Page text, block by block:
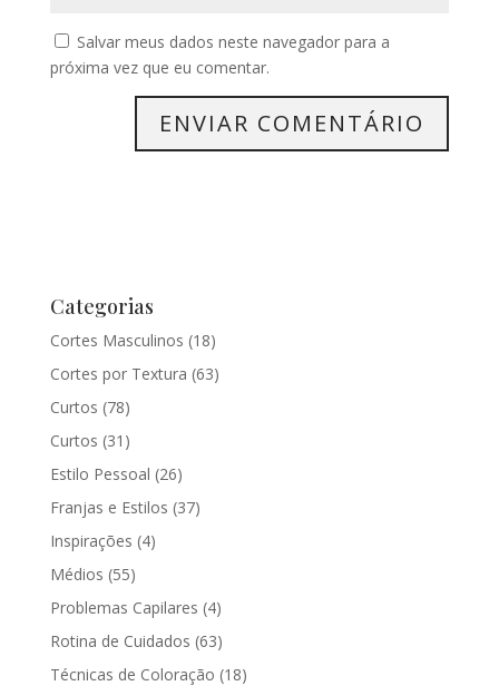
Salvar meus dados neste navegador para a
próxima vez que eu comentar.
Categorias
Cortes Masculinos (18)
Cortes por Textura (63)
Curtos (78)
Curtos (31)
Estilo Pessoal (26)
Franjas e Estilos (37)
Inspirações (4)
Médios (55)
Problemas Capilares (4)
Rotina de Cuidados (63)
Técnicas de Coloração (18)